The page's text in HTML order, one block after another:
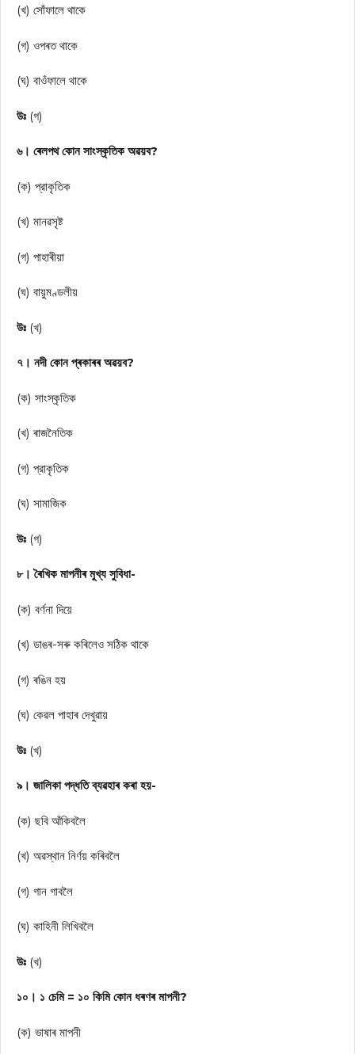
(খ) সোঁফালে থাকে
(গ) ওপৰত থাকে
(ঘ) বাওঁফালে থাকে
উঃ (গ)
৬। ৰেলপথ কোন সাংস্কৃতিক অৱয়ব?
(ক) প্রাকৃতিক
(খ) মানৱসৃষ্ট
(গ) পাহাৰীয়া
(ঘ) বায়ুমণ্ডলীয়
উঃ (খ)
৭। নদী কোন প্ৰকাৰৰ অৱয়ব?
(ক) সাংস্কৃতিক
(খ) ৰাজনৈতিক
(গ) প্রাকৃতিক
(ঘ) সামাজিক
উঃ (গ)
৮। ৰৈখিক মাপনীৰ মুখ্য সুবিধা-
(ক) বর্ণনা দিয়ে
(খ) ডাঙৰ-সৰু কৰিলেও সঠিক থাকে
(গ) ৰঙিন হয়
(ঘ) কেৱল পাহাৰ দেখুৱায়
উঃ (খ)
৯। জালিকা পদ্ধতি ব্যৱহাৰ কৰা হয়-
(ক) ছবি আঁকিবলৈ
(খ) অৱস্থান নির্ণয় কৰিবলৈ
(গ) গান গাবলৈ
(ঘ) কাহিনী লিখিবলৈ
উঃ (খ)
১০। ১ চেমি = ১০ কিমি কোন ধৰণৰ মাপনী?
(ক) ভাষাৰ মাপনী